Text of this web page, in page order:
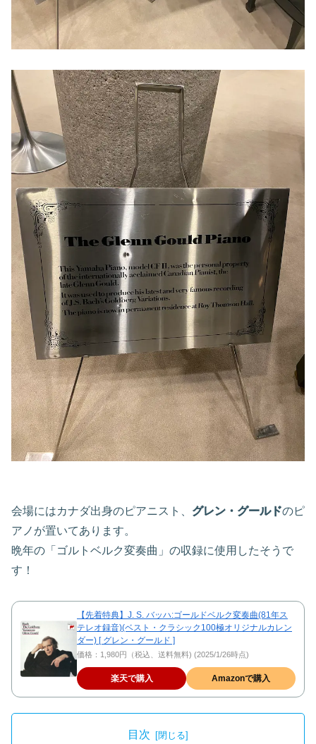
会場にはカナダ出身のピアニスト、 グレン・グールドのピ
アノが置いてあります。
晩年の「ゴルトベルク変奏曲」の収録に使用したそうで
す！
【先着特典】J. S. バッハ:ゴールドベルク変奏曲(81年ス
テレオ録音)(ベスト・クラシック100極オリジナルカレン
ダー) [ グレン・グールド ]
価格：1,980円（税込、送料無料) (2025/1/26時点)
楽天で購入 Amazonで購入
目次